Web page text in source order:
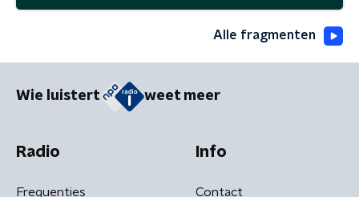
Alle fragmenten
Wie luistert weet meer
Radio
Frequenties
Info
Contact